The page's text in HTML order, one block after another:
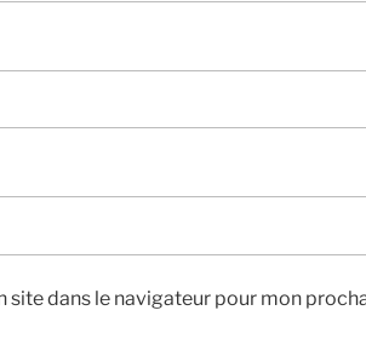
site dans le navigateur pour mon